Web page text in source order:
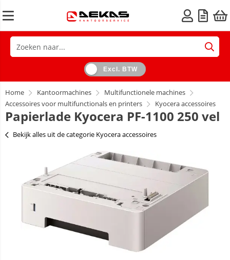
Excl. BTW
Home Kantoormachines
Multifunctionele machines
Accessoires voor multifunctionals en printers
Kyocera accessoires
Papierlade Kyocera PF-1100 250 vel
Bekijk alles uit de categorie Kyocera accessoires